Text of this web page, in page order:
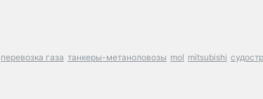
перевозка газа танкеры-метаноловозы mol mitsubishi